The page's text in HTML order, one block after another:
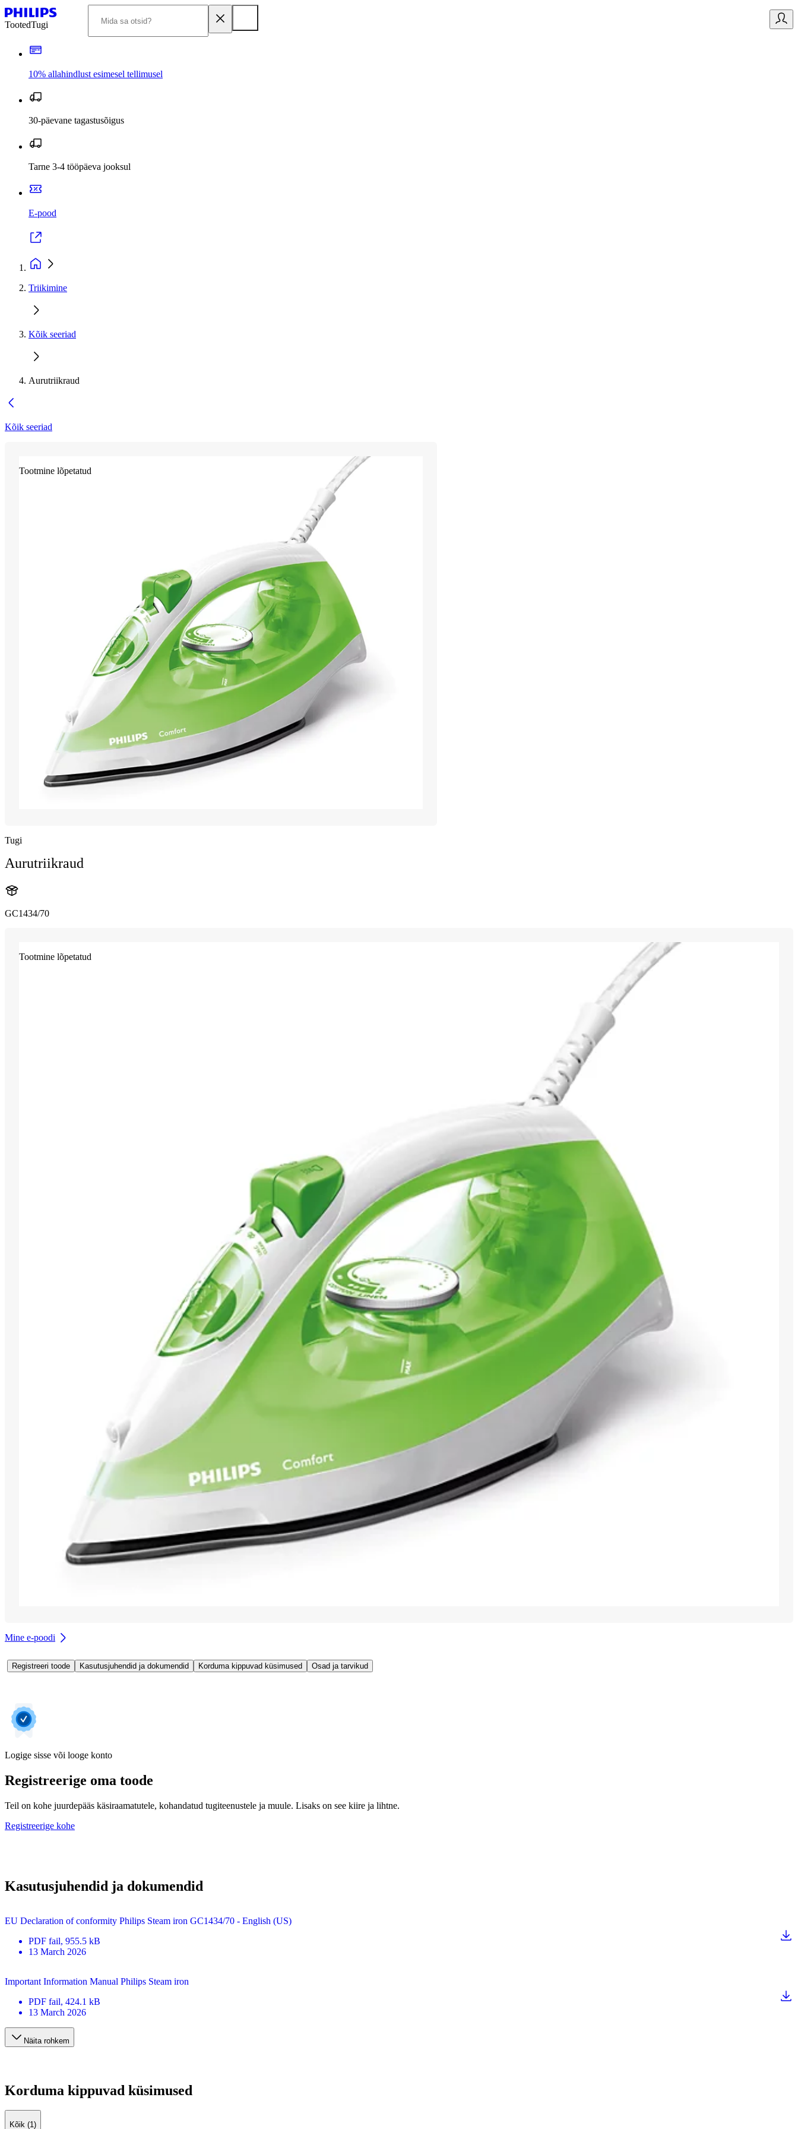
TootedTugi
10% allahindlust esimesel tellimusel
30-päevane tagastusõigus
Tarne 3-4 tööpäeva jooksul
E-pood
Triikimine
Kõik seeriad
Aurutriikraud
Kõik seeriad
Tootmine lõpetatud
Tugi
Aurutriikraud
GC1434/70
Tootmine lõpetatud
Mine e-poodi
Registreeri toode Kasutusjuhendid ja dokumendid Korduma kippuvad küsimused Osad ja tarvikud
Logige sisse või looge konto
Registreerige oma toode
Teil on kohe juurdepääs käsiraamatutele, kohandatud tugiteenustele ja muule. Lisaks on see kiire ja lihtne.
Registreerige kohe
Kasutusjuhendid ja dokumendid
EU Declaration of conformity Philips Steam iron GC1434/70 - English (US)
PDF fail, 955.5 kB
13 March 2026
Important Information Manual Philips Steam iron
PDF fail, 424.1 kB
13 March 2026
Näita rohkem
Korduma kippuvad küsimused
Kõik (1)